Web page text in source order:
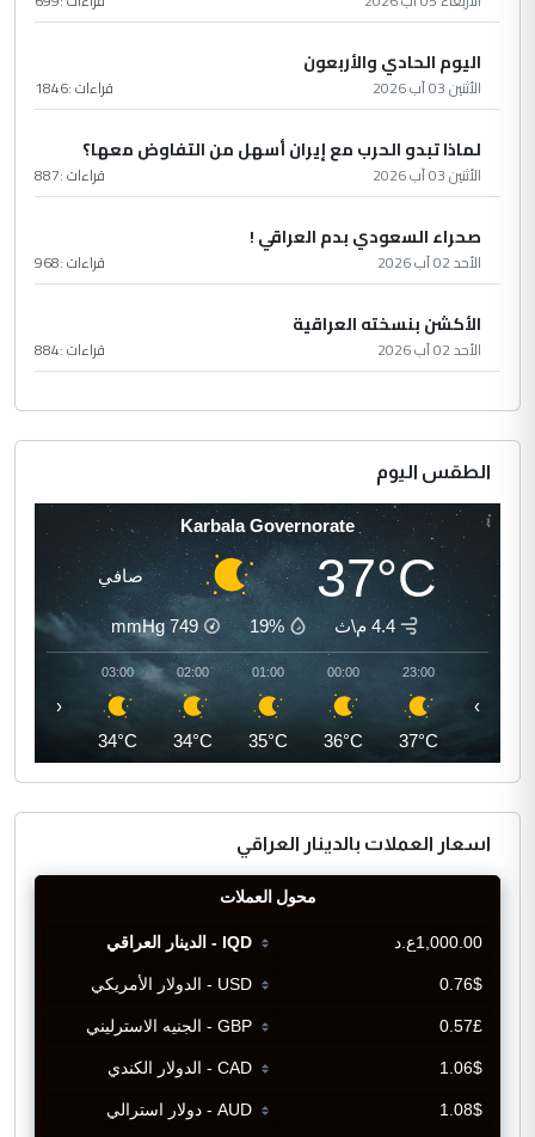
اليوم الحادي والأربعون
الأثنين 03 آب 2026 قراءات :1846
لماذا تبدو الحرب مع إيران أسهل من التفاوض معها؟
الأثنين 03 آب 2026 قراءات :887
صحراء السعودي بدم العراقي !
الأحد 02 آب 2026 قراءات :968
الأكشن بنسخته العراقية
الأحد 02 آب 2026 قراءات :884
الطقس اليوم
Karbala Governorate
37°C صافي
4.4 م\ث 19%
749
mmHg
23:00
37°C
00:00
36°C
01:00
35°C
02:00
34°C
03:00
34°C
‹ ›
اسعار العملات بالدينار العراقي